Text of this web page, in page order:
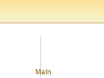
Main